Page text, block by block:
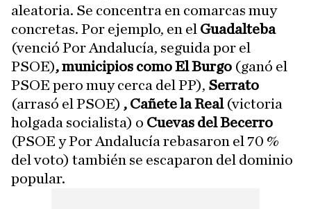
aleatoria. Se concentra en comarcas muy
concretas. Por ejemplo, en el Guadalteba
(venció Por Andalucía, seguida por el
PSOE), municipios como El Burgo (ganó el
PSOE pero muy cerca del PP), Serrato
(arrasó el PSOE) , Cañete la Real (victoria
holgada socialista) o Cuevas del Becerro
(PSOE y Por Andalucía rebasaron el 70 %
del voto) también se escaparon del dominio
popular.